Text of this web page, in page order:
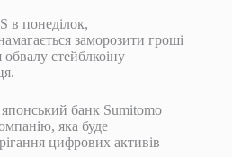
в понеділок,
заморозити гроші
стейблкоіну
японський банк Sumitomo
яка буде
цифрових активів